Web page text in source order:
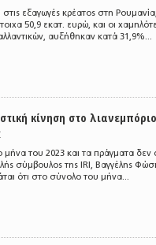
εξαγωγές κρέατος στη
50,9 εκατ. ευρώ, και οι
αυξήθηκαν κατά 31,9%...
κίνηση στο
του 2023 και τα πράγματα δεν
σύμβουλος της IRI, Βαγγέλης
ότι στο σύνολο του μήνα...